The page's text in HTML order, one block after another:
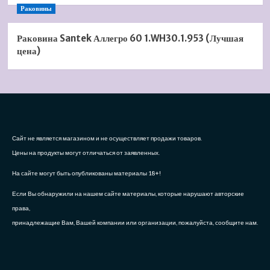
Раковины
Раковина Santek Аллегро 60 1.WH30.1.953 (Лучшая
цена)
Сайт не является магазином и не осуществляет продажи товаров.
Цены на продукты могут отличаться от заявленных.
На сайте могут быть опубликованы материалы 18+!
Если Вы обнаружили на нашем сайте материалы, которые нарушают авторские
права,
принадлежащие Вам, Вашей компании или организации, пожалуйста, сообщите нам.